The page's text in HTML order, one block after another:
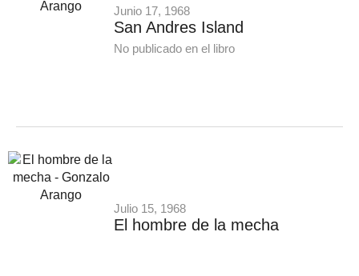
Junio 17, 1968
San Andres Island
No publicado en el libro
Julio 15, 1968
El hombre de la mecha